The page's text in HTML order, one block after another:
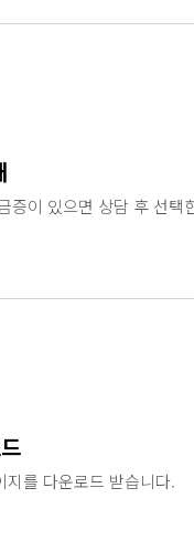
증이 있으면 상담 후 선택
지를 다운로드 받습니다.